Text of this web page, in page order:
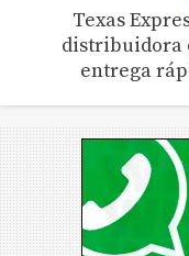
Texas
distribuidora
entrega